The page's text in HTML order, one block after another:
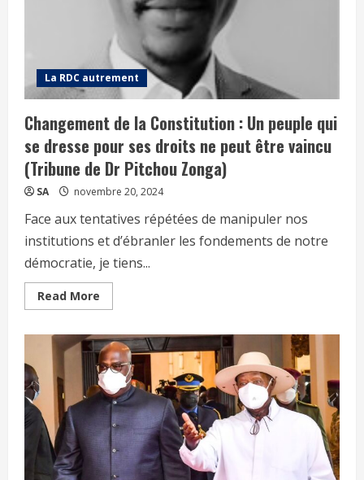
La RDC autrement
Changement de la Constitution : Un peuple qui
se dresse pour ses droits ne peut être vaincu
(Tribune de Dr Pitchou Zonga)
SA novembre 20, 2024
Face aux tentatives répétées de manipuler nos
institutions et d’ébranler les fondements de notre
démocratie, je tiens...
Read More